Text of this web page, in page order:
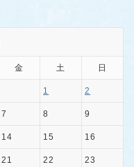
金 土 日
1 2
7 8 9
14 15 16
21 22 23